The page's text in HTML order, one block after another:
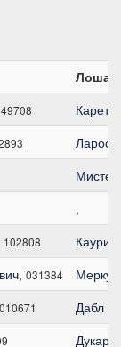
,
102808
, 031384
010671
Дабл